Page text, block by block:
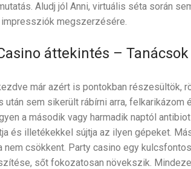
Aludj jól Anni, virtuális séta során
megszerzésére.
áttekintés –
már azért is pontokban részesültök,
után sem sikerült rábírni arra,
a második vagy harmadik naptól
és illetékekkel sújtja az ilyen gépeket.
nem csökkent. Party casino egy
sőt fokozatosan növekszik.